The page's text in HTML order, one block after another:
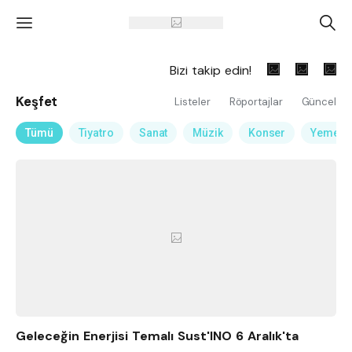
' A
Bizi takip edin!
Keşfet Listeler Röportajlar Güncel
Tümü Tiyatro Sanat Müzik Konser Yemek
Geleceğin Enerjisi Temalı Sust'INO 6 Aralık'ta